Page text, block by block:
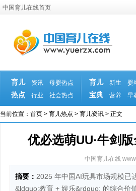
中国育儿在线首页
育儿
热点
资讯
母婴热点
行业
社会热点
育儿
宝典
新生 婴
营养
早
当前位置： 首页 > 育儿热点 > 育儿资讯 > 正文
优必选萌UU·牛剑
中国育儿在线
摘要： 2025 年中国AI玩具市场规模已
&ldquo;教育 + 娱乐&rdquo; 的综合价